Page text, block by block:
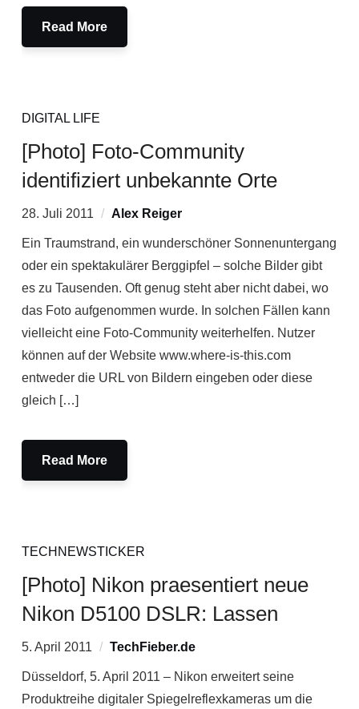
Read More
DIGITAL LIFE
[Photo] Foto-Community
identifiziert unbekannte Orte
28. Juli 2011 Alex Reiger
Ein Traumstrand, ein wunderschöner Sonnenuntergang
oder ein spektakulärer Berggipfel – solche Bilder gibt
es zu Tausenden. Oft genug steht aber nicht dabei, wo
das Foto aufgenommen wurde. In solchen Fällen kann
vielleicht eine Foto-Community weiterhelfen. Nutzer
können auf der Website www.where-is-this.com
entweder die URL von Bildern eingeben oder diese
gleich […]
Read More
TECHNEWSTICKER
[Photo] Nikon praesentiert neue
Nikon D5100 DSLR: Lassen
5. April 2011 TechFieber.de
Düsseldorf, 5. April 2011 – Nikon erweitert seine
Produktreihe digitaler Spiegelreflexkameras um die